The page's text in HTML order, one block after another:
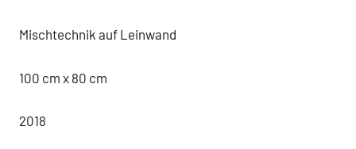
Mischtechnik auf Leinwand
100 cm x 80 cm
2018